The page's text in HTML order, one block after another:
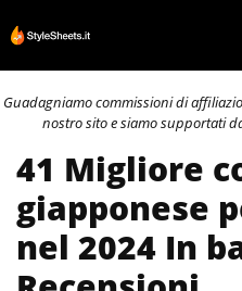
al
contenuto
Guadagniamo commissioni di
nostro sito e siamo supportati
41 Migliore
giapponese
nel 2024 In